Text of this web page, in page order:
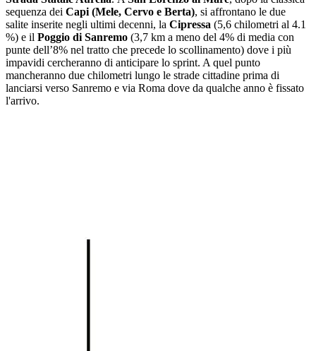
sequenza dei Capi (Mele, Cervo e Berta), si affrontano le due
salite inserite negli ultimi decenni, la Cipressa (5,6 chilometri al 4.1
%) e il Poggio di Sanremo (3,7 km a meno del 4% di media con
punte dell’8% nel tratto che precede lo scollinamento) dove i più
impavidi cercheranno di anticipare lo sprint. A quel punto
mancheranno due chilometri lungo le strade cittadine prima di
lanciarsi verso Sanremo e via Roma dove da qualche anno è fissato
l'arrivo.